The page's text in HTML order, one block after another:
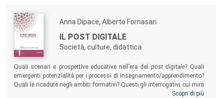
Anna Dipace, Alberto Fornasari
IL POST DIGITALE
Società, culture, didattica
Quali scenari e prospettive educative nell’era del post digitale? Quali
emergenti potenzialità per i processi di insegnamento/apprendimento?
Quali le ricadute negli ambiti formativi? Questi gli interrogativi cui mira
a rispondere il volume, che raccoglie gli atti del Convegno SIREM 2021,
Scopri di più